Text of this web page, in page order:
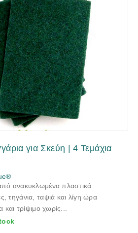
για Σκεύη | 4 Τεμάχια
ανακυκλωμένα πλαστικά
τηγάνια, ταψιά και λίγη ώρα
τρίψιμο χωρίς...